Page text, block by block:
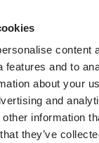
content
features and to
about your
and
information
they’ve
Gefängnis zu
die
Feinde auf
plötzlich von
ihr Leben